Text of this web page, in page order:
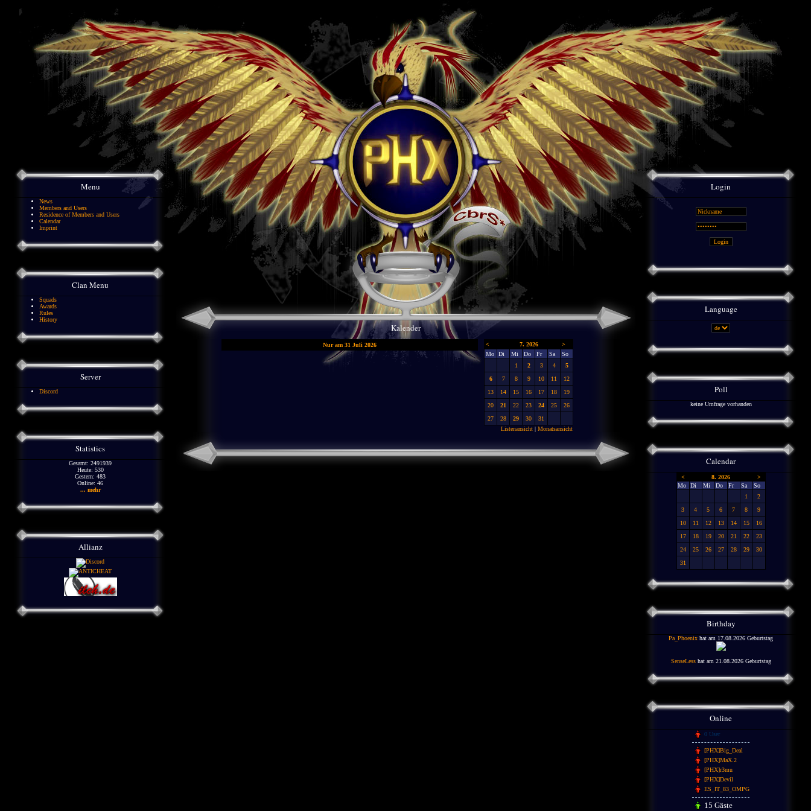
Menu
News
Members and Users
Residence of Members and Users
Calendar
Imprint
Clan Menu
Squads
Awards
Rules
History
Server
Discord
Statistics
Gesamt: 2491939
Heute: 530
Gestern: 483
Online: 46
... mehr
Allianz
Kalender
Nur am 31 Juli 2026 < 7. 2026
>
Mo
Di Mi Do Fr Sa
So
1
2 3 4
5
6
7 8 9 10 11
12
13
14 15 16 17 18
19
20
21 22 23 24 25
26
27
28 29 30
31
Listenansicht | Monatsansicht
Login
Language
Poll
keine Umfrage vorhanden
Calendar
< 8. 2026
>
Mo
Di Mi Do Fr Sa
So
1
2
3
4 5 6 7 8
9
10
11 12 13 14 15
16
17
18 19 20 21 22
23
24
25 26 27 28 29
30
31
Birthday
Pa_Phoenix hat am 17.08.2026 Geburtstag
SenseLesshat am 21.08.2026 Geburtstag
Online
0 User
[PHX]Big_Deal
[PHX]MaX.2
[PHX]r3mu
[PHX]Devil
ES_IT_83_OMPG
15 Gäste